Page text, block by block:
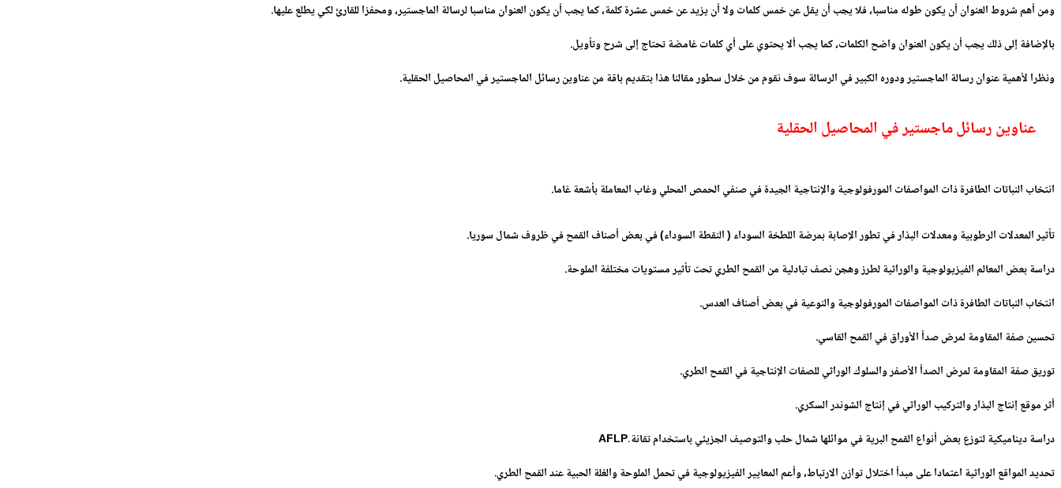
ومن أهم شروط العنوان أن يكون طوله مناسبا، فلا يجب أن يقل عن خمس كلمات ولا أن يزيد عن خمس عشرة كلمة، كما يجب أن يكون العنوان مناسبا لرسالة الماجستير، ومحفزا للقارئ لكي يطلع عليها.
بالإضافة إلى ذلك يجب أن يكون العنوان واضح الكلمات، كما يجب ألا يحتوي على أي كلمات غامضة تحتاج إلى شرح وتأويل.
ونظرا لأهمية عنوان رسالة الماجستير ودوره الكبير في الرسالة سوف نقوم من خلال سطور مقالنا هذا بتقديم باقة من عناوين رسائل الماجستير في المحاصيل الحقلية.
عناوين رسائل ماجستير في المحاصيل الحقلية
انتخاب النباتات الطافرة ذات المواصفات المورفولوجية والإنتاجية الجيدة في صنفي الحمص المحلي وغاب المعاملة بأشعة غاما.
تأثير المعدلات الرطوبية ومعدلات البذار في تطور الإصابة بمرضة اللطخة السوداء ( النقطة السوداء) في بعض أصناف القمح في ظروف شمال سوريا.
دراسة بعض المعالم الفيزيولوجية والوراثية لطرز وهجن نصف تبادلية من القمح الطري تحت تأثير مستويات مختلفة الملوحة.
انتخاب النباتات الطافرة ذات المواصفات المورفولوجية والنوعية في بعض أصناف العدس.
تحسين صفة المقاومة لمرض صدأ الأوراق في القمح القاسي.
توريق صفة المقاومة لمرض الصدأ الأصفر والسلوك الوراثي للصفات الإنتاجية في القمح الطري.
أثر موقع إنتاج البذار والتركيب الوراثي في إنتاج الشوندر السكري.
دراسة ديناميكية لتوزع بعض أنواع القمح البرية في موائلها شمال حلب والتوصيف الجزيئي باستخدام تقانةAFLP.
تحديد المواقع الوراثية اعتمادا على مبدأ اختلال توازن الارتباط، وأعم المعايير الفيزيولوجية في تحمل الملوحة والغلة الحبية عند القمح الطري.